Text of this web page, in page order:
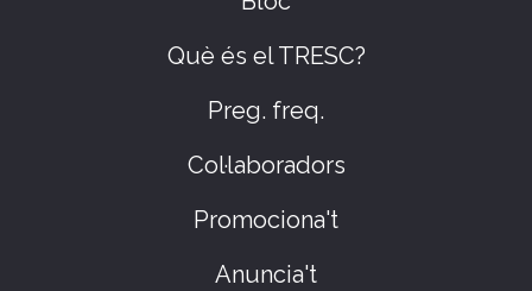
Què és el TRESC?
Preg. freq.
Col·laboradors
Promociona't
Anuncia't